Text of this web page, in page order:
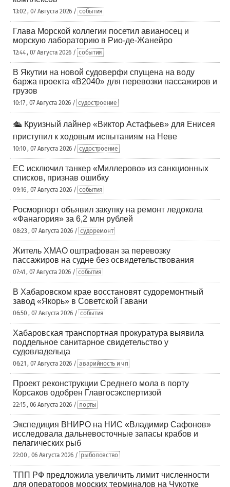
13:02 , 07 Августа 2026 / события
Глава Морской коллегии посетил авианосец и
морскую лабораторию в Рио-де-Жанейро
12:44 , 07 Августа 2026 / события
В Якутии на новой судоверфи спущена на воду
баржа проекта «В2040» для перевозки пассажиров и
грузов
10:17 , 07 Августа 2026 / судостроение
🛳️ Круизный лайнер «Виктор Астафьев» для Енисея
приступил к ходовым испытаниям на Неве
10:10 , 07 Августа 2026 / судостроение
ЕС исключил танкер «Миллерово» из санкционных
списков, признав ошибку
09:16 , 07 Августа 2026 / события
Росморпорт объявил закупку на ремонт ледокола
«Фанагория» за 6,2 млн рублей
08:23 , 07 Августа 2026 / судоремонт
Житель ХМАО оштрафован за перевозку
пассажиров на судне без освидетельствования
07:41 , 07 Августа 2026 / события
В Хабаровском крае восстановят судоремонтный
завод «Якорь» в Советской Гавани
06:50 , 07 Августа 2026 / события
Хабаровская транспортная прокуратура выявила
поддельное санитарное свидетельство у
судовладельца
06:21 , 07 Августа 2026 / аварийность и чп
Проект реконструкции Среднего мола в порту
Корсаков одобрен Главгосэкспертизой
22:15 , 06 Августа 2026 / порты
Экспедиция ВНИРО на НИС «Владимир Сафонов»
исследовала дальневосточные запасы крабов и
пелагических рыб
22:00 , 06 Августа 2026 / рыболовство
ТПП РФ предложила увеличить лимит численности
для операторов морских терминалов на Чукотке